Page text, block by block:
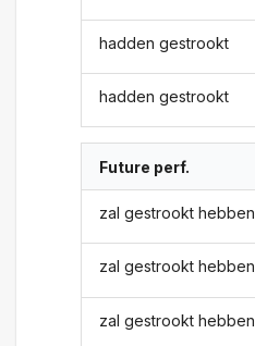
hadden gestrookt
hadden gestrookt
Future perf.
zal gestrookt hebben
zal gestrookt hebben
zal gestrookt hebben